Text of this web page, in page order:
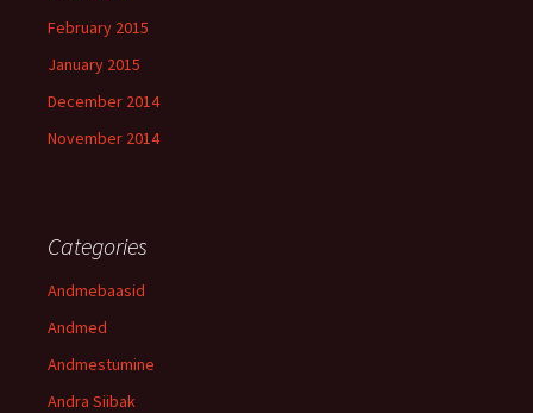
February 2015
January 2015
December 2014
November 2014
Categories
Andmebaasid
Andmed
Andmestumine
Andra Siibak